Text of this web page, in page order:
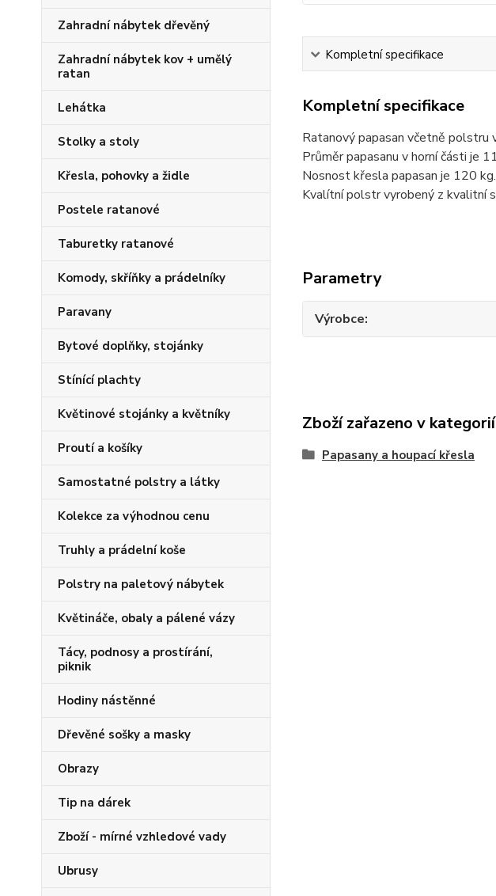
Zahradní nábytek dřevěný
Zahradní nábytek kov + umělý
ratan
Lehátka
Stolky a stoly
Křesla, pohovky a židle
Postele ratanové
Taburetky ratanové
Komody, skříňky a prádelníky
Paravany
Bytové doplňky, stojánky
Stínící plachty
Květinové stojánky a květníky
Proutí a košíky
Samostatné polstry a látky
Kolekce za výhodnou cenu
Truhly a prádelní koše
Polstry na paletový nábytek
Květináče, obaly a pálené vázy
Tácy, podnosy a prostírání,
piknik
Hodiny nástěnné
Dřevěné sošky a masky
Obrazy
Tip na dárek
Zboží - mírné vzhledové vady
Ubrusy
Kompletní specifikace
Kompletní specifikace
Ratanový papasan včetně polstru
Průměr papasanu v horní části je
Nosnost křesla papasan je 120 kg.
Kvalítní polstr vyrobený z kvalitní
Parametry
Výrobce
Zboží zařazeno v
Papasany a houpací křesla